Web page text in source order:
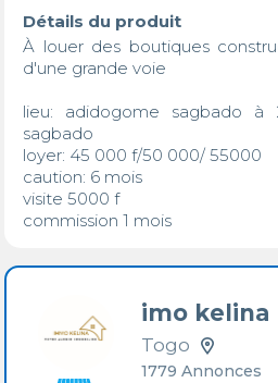
Détails du produit
À louer des boutiques
d'une grande voie
lieu: adidogome sagbado
sagbado
loyer: 45 000 f/50 000/ 55000
caution: 6 mois
visite 5000 f
commission 1 mois
imo kelina
Togo
1779 Annonces